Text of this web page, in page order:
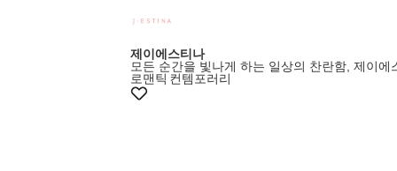
제이에스티나
모든 순간을 빛나게 하는 일상의 찬란함, 제이에
로맨틱 컨템포러리